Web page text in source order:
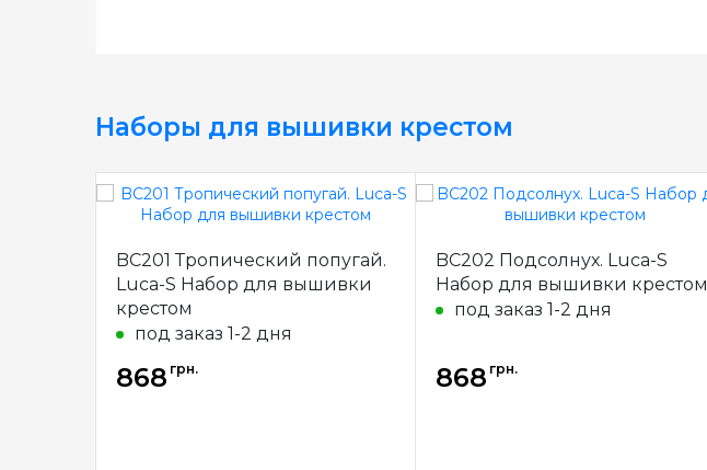
Наборы для вышивки крестом
BC201 Тропический попугай.
Luca-S Набор для вышивки
крестом
под заказ 1-2 дня
868 грн.
BC202 Подсолнух. Luca-S
Набор для вышивки крестом
под заказ 1-2 дня
868 грн.